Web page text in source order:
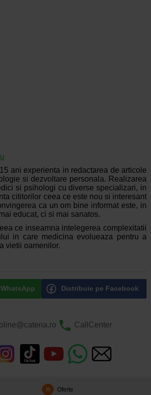
ani experienta in redactarea de articole
si dezvoltare personala. Realizarea
si psihologi cu diverse specializari, in
cititorilor ceea ce este nou si interesant
ca un om bine informat este, in
educat, ci si mai sanatos.
ce inseamna intelegerea complexitatii
in care medicina evolueaza pentru a
vietii oamenilor.
Distribuie pe Facebook
CallCenter
Oferte